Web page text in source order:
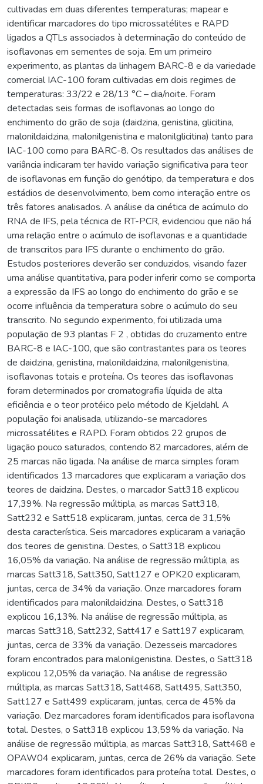
cultivadas em duas diferentes temperaturas; mapear e
identificar marcadores do tipo microssatélites e RAPD
ligados a QTLs associados à determinação do conteúdo de
isoflavonas em sementes de soja. Em um primeiro
experimento, as plantas da linhagem BARC-8 e da variedade
comercial IAC-100 foram cultivadas em dois regimes de
temperaturas: 33/22 e 28/13 °C – dia/noite. Foram
detectadas seis formas de isoflavonas ao longo do
enchimento do grão de soja (daidzina, genistina, glicitina,
malonildaidzina, malonilgenistina e malonilglicitina) tanto para
IAC-100 como para BARC-8. Os resultados das análises de
variância indicaram ter havido variação significativa para teor
de isoflavonas em função do genótipo, da temperatura e dos
estádios de desenvolvimento, bem como interação entre os
três fatores analisados. A análise da cinética de acúmulo do
RNA de IFS, pela técnica de RT-PCR, evidenciou que não há
uma relação entre o acúmulo de isoflavonas e a quantidade
de transcritos para IFS durante o enchimento do grão.
Estudos posteriores deverão ser conduzidos, visando fazer
uma análise quantitativa, para poder inferir como se comporta
a expressão da IFS ao longo do enchimento do grão e se
ocorre influência da temperatura sobre o acúmulo do seu
transcrito. No segundo experimento, foi utilizada uma
população de 93 plantas F 2 , obtidas do cruzamento entre
BARC-8 e IAC-100, que são contrastantes para os teores
de daidzina, genistina, malonildaidzina, malonilgenistina,
isoflavonas totais e proteína. Os teores das isoflavonas
foram determinados por cromatografia líquida de alta
eficiência e o teor protéico pelo método de Kjeldahl. A
população foi analisada, utilizando-se marcadores
microssatélites e RAPD. Foram obtidos 22 grupos de
ligação pouco saturados, contendo 82 marcadores, além de
25 marcas não ligada. Na análise de marca simples foram
identificados 13 marcadores que explicaram a variação dos
teores de daidzina. Destes, o marcador Satt318 explicou
17,39%. Na regressão múltipla, as marcas Satt318,
Satt232 e Satt518 explicaram, juntas, cerca de 31,5%
desta característica. Seis marcadores explicaram a variação
dos teores de genistina. Destes, o Satt318 explicou
16,05% da variação. Na análise de regressão múltipla, as
marcas Satt318, Satt350, Satt127 e OPK20 explicaram,
juntas, cerca de 34% da variação. Onze marcadores foram
identificados para malonildaidzina. Destes, o Satt318
explicou 16,13%. Na análise de regressão múltipla, as
marcas Satt318, Satt232, Satt417 e Satt197 explicaram,
juntas, cerca de 33% da variação. Dezesseis marcadores
foram encontrados para malonilgenistina. Destes, o Satt318
explicou 12,05% da variação. Na análise de regressão
múltipla, as marcas Satt318, Satt468, Satt495, Satt350,
Satt127 e Satt499 explicaram, juntas, cerca de 45% da
variação. Dez marcadores foram identificados para isoflavona
total. Destes, o Satt318 explicou 13,59% da variação. Na
análise de regressão múltipla, as marcas Satt318, Satt468 e
OPAW04 explicaram, juntas, cerca de 26% da variação. Sete
marcadores foram identificados para proteína total. Destes, o